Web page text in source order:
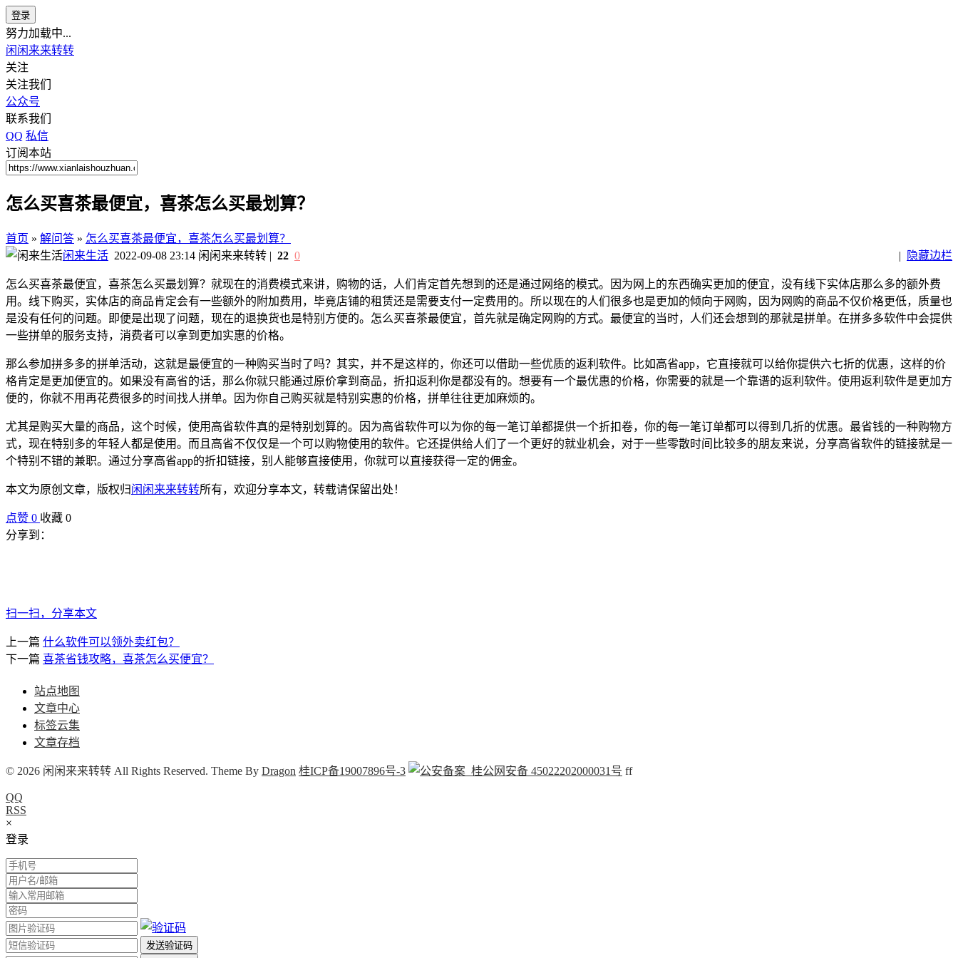
登录
努力加载中...
闲闲来来转转
关注
关注我们
公众号
联系我们
QQ 私信
订阅本站
怎么买喜茶最便宜，喜茶怎么买最划算？
首页 » 解问答 » 怎么买喜茶最便宜，喜茶怎么买最划算？
闲来生活 2022-09-08 23:14 闲闲来来转转 | 隐藏边栏
| 22 0
怎么买喜茶最便宜，喜茶怎么买最划算？就现在的消费模式来讲，购物的话，人们肯定首先想到的还是通过网络的模式。因为网上的东西确实更加的便宜，没有线下实体店那么多的额外费
用。线下购买，实体店的商品肯定会有一些额外的附加费用，毕竟店铺的租赁还是需要支付一定费用的。所以现在的人们很多也是更加的倾向于网购，因为网购的商品不仅价格更低，质量也
是没有任何的问题。即便是出现了问题，现在的退换货也是特别方便的。怎么买喜茶最便宜，首先就是确定网购的方式。最便宜的当时，人们还会想到的那就是拼单。在拼多多软件中会提供
一些拼单的服务支持，消费者可以拿到更加实惠的价格。
那么参加拼多多的拼单活动，这就是最便宜的一种购买当时了吗？其实，并不是这样的，你还可以借助一些优质的返利软件。比如高省app，它直接就可以给你提供六七折的优惠，这样的价
格肯定是更加便宜的。如果没有高省的话，那么你就只能通过原价拿到商品，折扣返利你是都没有的。想要有一个最优惠的价格，你需要的就是一个靠谱的返利软件。使用返利软件是更加方
便的，你就不用再花费很多的时间找人拼单。因为你自己购买就是特别实惠的价格，拼单往往更加麻烦的。
尤其是购买大量的商品，这个时候，使用高省软件真的是特别划算的。因为高省软件可以为你的每一笔订单都提供一个折扣卷，你的每一笔订单都可以得到几折的优惠。最省钱的一种购物方
式，现在特别多的年轻人都是使用。而且高省不仅仅是一个可以购物使用的软件。它还提供给人们了一个更好的就业机会，对于一些零散时间比较多的朋友来说，分享高省软件的链接就是一
个特别不错的兼职。通过分享高省app的折扣链接，别人能够直接使用，你就可以直接获得一定的佣金。
本文为原创文章，版权归闲闲来来转转所有，欢迎分享本文，转载请保留出处！
点赞 0 收藏 0
分享到：
扫一扫，分享本文
上一篇 什么软件可以领外卖红包？
下一篇 喜茶省钱攻略，喜茶怎么买便宜？
站点地图
文章中心
标签云集
文章存档
© 2026 闲闲来来转转 All Rights Reserved. Theme By Dragon 桂ICP备19007896号-3 桂公网安备 45022202000031号 ff
QQ
RSS
×
登录